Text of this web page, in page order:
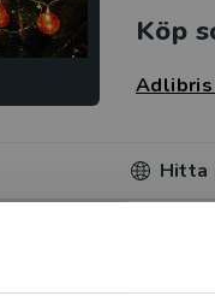
Köp
Adlibris
Hitta